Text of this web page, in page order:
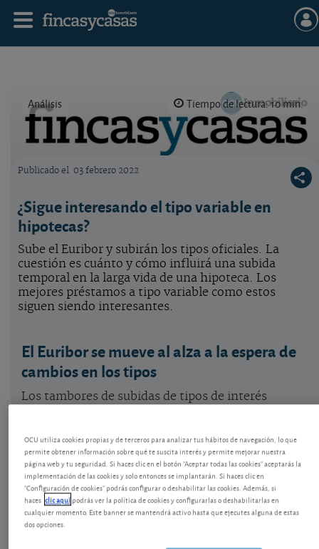
Análisis Tiempo de lectura: 10 min.
Publicado el 03 febrero 2022
¿Sigue interesando el tipo variable en
hipotecas?
Sube el Euribor y subirán los tipos oficiales. La
cuestión es cuánto y cómo influirá una subida
temporal en la larga vida de una hipoteca. Los
mejores préstamos a tipo variable como estos
siguen siendo interesantes.
El Euribor se mueve al alza a la espera de
cambios en los tipos
Los tambores de subidas de tipos de interés
con un 6% en enero de 2022 según el indicador
avanzado del INE para España. Consciente de que
la recuperación económica es más frágil de lo que
pueden dar a entender algunas cifras macro, el
Banco Central Europeo afirma no tener prisa por
OCU utiliza cookies propias y de terceros para analizar tus hábitos de navegación, lo que
permite obtener información sobre qué te suscita interés y permite mejorar nuestra
página web y tu seguridad. Si haces clic en el botón "Aceptar todas las cookies" aceptarás la
implementación de las cookies y solo entonces se implantarán. Si haces clic en
"Configuración de cookies" podrás configurar o deshabilitar las cookies. Además, si
haces clic aquípodrás ver la política de cookies y configurarlas o deshabilitarlas en
cualquier momento. Este banner se mantendrá activo hasta que ejecutes alguna de estas
dos opciones.